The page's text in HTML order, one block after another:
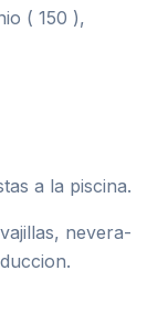
( 150 ),
a la piscina.
nevera-